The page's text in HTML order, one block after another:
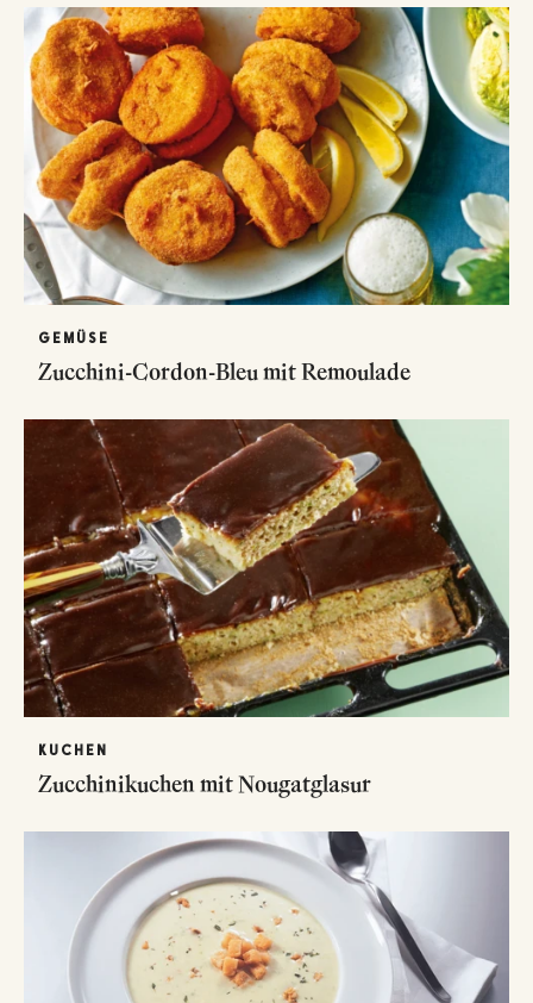
GEMÜSE
Zucchini-Cordon-Bleu mit Remoulade
KUCHEN
Zucchinikuchen mit Nougatglasur